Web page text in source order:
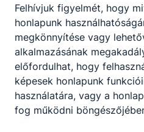
Megosztás
Felhívjuk figyelmét, hogy
honlapunk
megkönnyítése vagy
alkalmazásának
előfordulhat, hogy
képesek honlapunk
használatára, vagy a
fog működni